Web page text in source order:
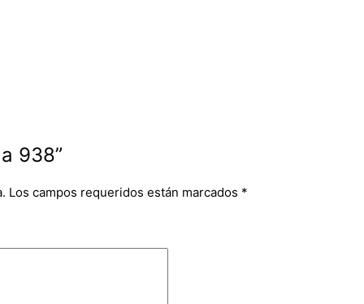
938”
Los campos requeridos están marcados *